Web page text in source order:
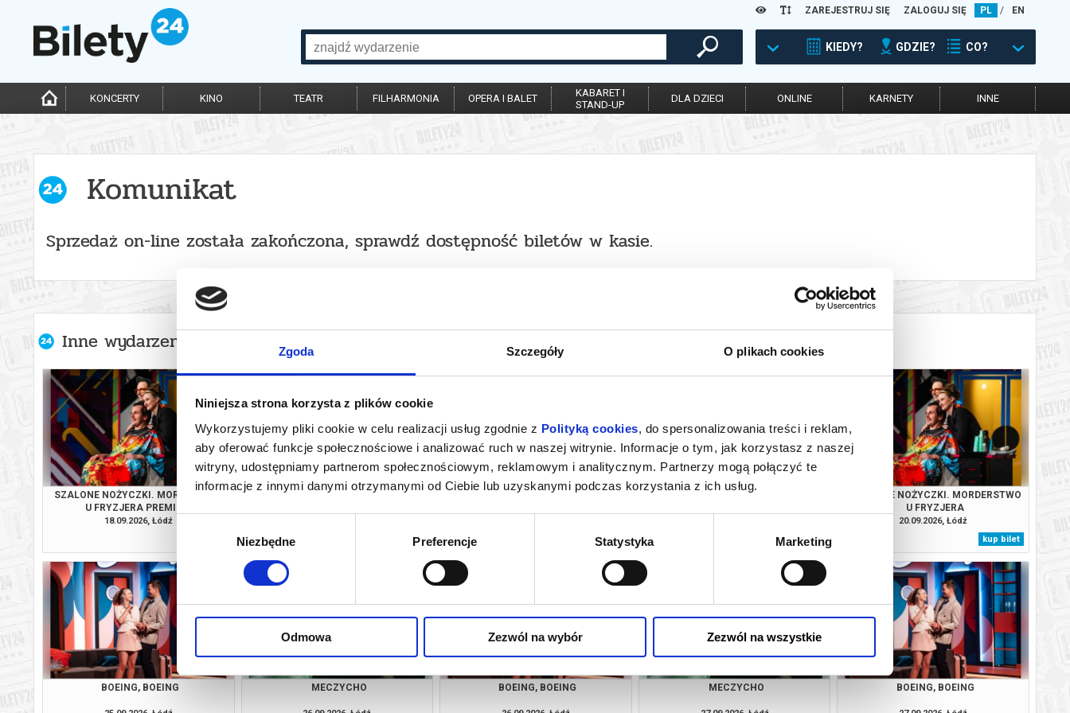
Zgoda Szczegóły O plikach cookies
Niniejsza strona korzysta z plików cookie
Wykorzystujemy pliki cookie w celu realizacji usług zgodnie z Polityką cookies, do spersonalizowania treści i reklam,
aby oferować funkcje społecznościowe i analizować ruch w naszej witrynie. Informacje o tym, jak korzystasz z naszej
witryny, udostępniamy partnerom społecznościowym, reklamowym i analitycznym. Partnerzy mogą połączyć te
informacje z innymi danymi otrzymanymi od Ciebie lub uzyskanymi podczas korzystania z ich usług.
Niezbędne Preferencje Statystyka Marketing
Odmowa Zezwól na wybór Zezwól na wszystkie
ZAREJESTRUJ SIĘ ZALOGUJ SIĘ PL / EN
KIEDY? GDZIE? CO?
KONCERTY KINO TEATR FILHARMONIA OPERA I BALET
KABARET I
STAND-UP
DLA DZIECI ONLINE KARNETY INNE
Komunikat
Sprzedaż on-line została zakończona, sprawdź dostępność biletów w kasie.
Inne wydarzenia organizatora
SZALONE NOŻYCZKI. MORDERSTWO
U FRYZJERA PREMIERA
18.09.2026, Łódź
SZALONE NOŻYCZKI. MORDERSTWO
kup bilet
REPLAY
kup bilet
REPLAY
kup bilet
SZALONE NOŻYCZKI. MORDERSTWO
U FRYZJERA
20.09.2026, Łódź
kup bilet
BOEING, BOEING MECZYCHO BOEING, BOEING MECZYCHO BOEING, BOEING